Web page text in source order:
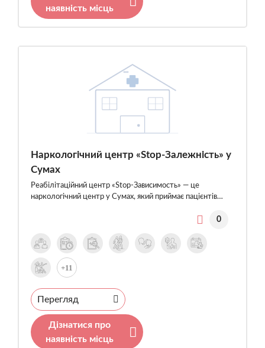
наявність місць
Наркологічний центр «Stop-Залежність» у
Сумах
Реабілітаційний центр «Stop-Зависимость» — це
наркологічний центр у Сумах, який приймає пацієнтів…
0
+11
Перегляд
Дізнатися про
наявність місць